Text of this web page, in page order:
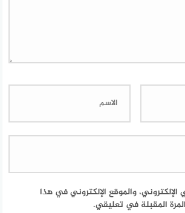
والموقع الإلكتروني في هذا
المقبلة في تعليقي.